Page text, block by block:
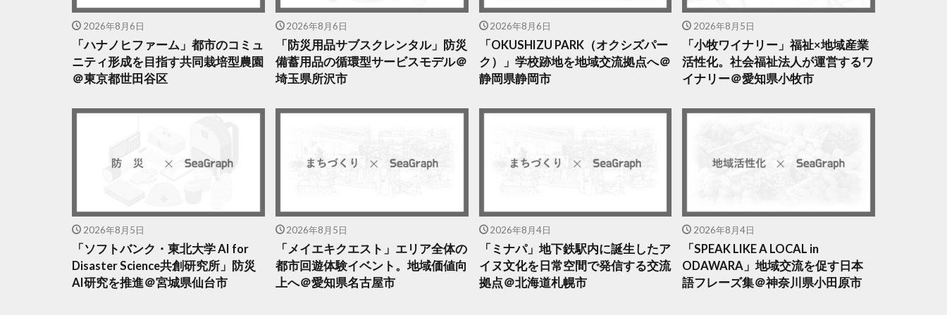
2026年8月6日
「ハナノヒファーム」都市のコミュ
ニティ形成を目指す共同栽培型農園
＠東京都世田谷区
2026年8月6日
「防災用品サブスクレンタル」防災
備蓄用品の循環型サービスモデル＠
埼玉県所沢市
2026年8月6日
「OKUSHIZU PARK（オクシズパー
ク）」学校跡地を地域交流拠点へ＠
静岡県静岡市
2026年8月5日
「小牧ワイナリー」福祉×地域産業
活性化。社会福祉法人が運営するワ
イナリー＠愛知県小牧市
2026年8月5日
「ソフトバンク・東北大学 AI for
Disaster Science共創研究所」防災
AI研究を推進＠宮城県仙台市
2026年8月5日
「メイエキクエスト」エリア全体の
都市回遊体験イベント。地域価値向
上へ＠愛知県名古屋市
2026年8月4日
「ミナパ」地下鉄駅内に誕生したア
イヌ文化を日常空間で発信する交流
拠点＠北海道札幌市
2026年8月4日
「SPEAK LIKE A LOCAL in
ODAWARA」地域交流を促す日本
語フレーズ集＠神奈川県小田原市